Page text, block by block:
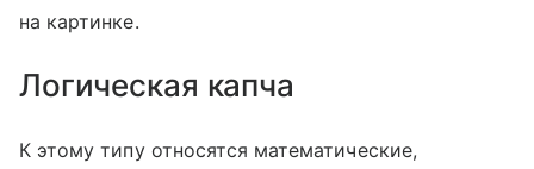
на картинке.
Логическая капча
К этому типу относятся математические,